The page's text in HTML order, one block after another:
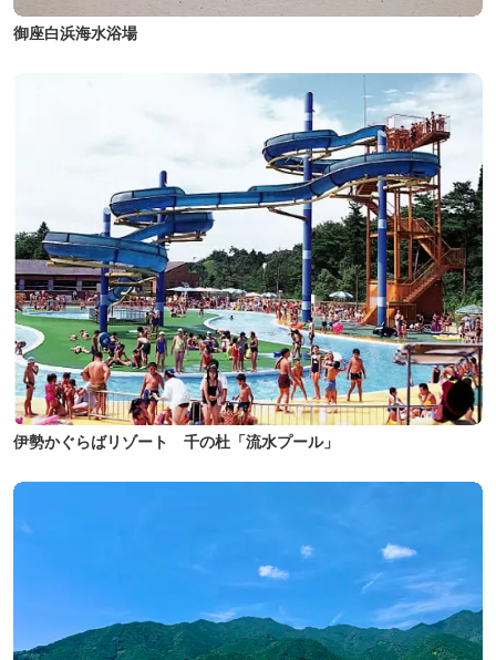
御座白浜海水浴場
伊勢かぐらばリゾート 千の杜「流水プール」